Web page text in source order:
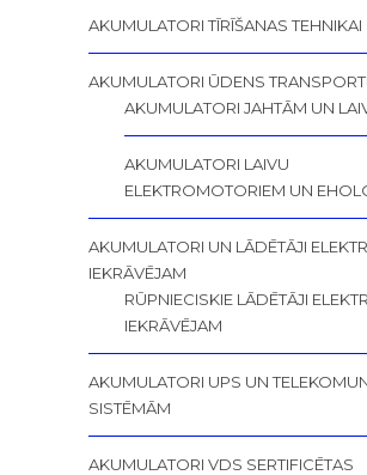
AKUMULATORI TĪRĪŠANAS TEHNIKAI
AKUMULATORI ŪDENS
AKUMULATORI JAHTĀM UN
AKUMULATORI LAIVU
ELEKTROMOTORIEM UN
AKUMULATORI UN LĀDĒTĀJI
IEKRĀVĒJAM
RŪPNIECISKIE LĀDĒTĀJI
IEKRĀVĒJAM
AKUMULATORI UPS UN
SISTĒMĀM
AKUMULATORI VDS SERTIFICĒTAS